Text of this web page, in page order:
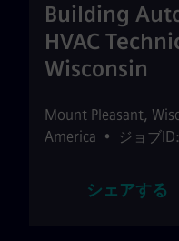
Building
HVAC
Wisconsin
Mount Pleasant,
America • ジョブ
シェアする